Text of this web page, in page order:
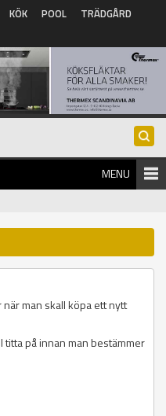
KÖK POOL
TRÄDGÅRD
MENU
man skall köpa ett nytt
titta på innan man bestämmer